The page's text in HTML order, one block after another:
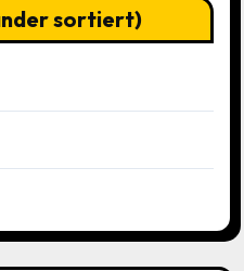
sortiert)